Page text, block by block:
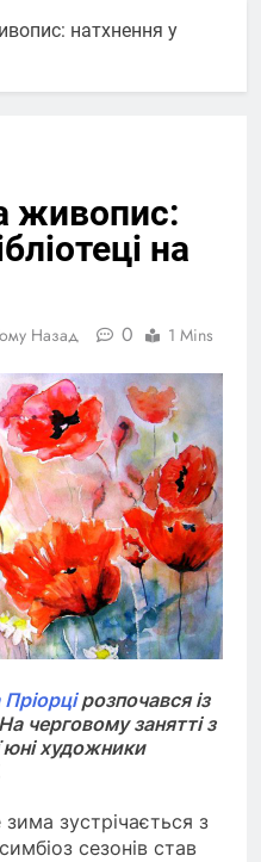
натхнення у
живопис:
на
Назад 0 1 Mins
Пріорцірозпочався із
черговому занятті з
юні художники
зустрічається з
сезонів став